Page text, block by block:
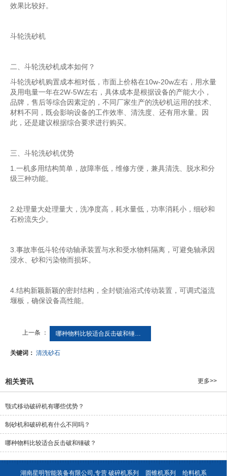
效果比较好。
斗轮洗砂机
二、斗轮洗砂机成本如何？
斗轮洗砂机购置成本相对低，市面上价格在10w-20w左右，用水量
及用电量一年在2W-5W左右，具体成本是根据设备的产能大小，
品牌，售后等综合因素定的，不同厂家生产的洗砂机运用的技术、
材料不同，既会影响设备的工作效率、清洗度、还有用水量。因
此，还是建议根据综合要求进行购买。
三、斗轮洗砂机优势
1.一机多用结构简单，故障率低，维修方便，兼具清洗、脱水和分
级三种功能。
2.处理量大处理量大，洗净度高，耗水量低，功率消耗小，细砂和
石粉流失少。
3.事故率低斗轮传动轴承装置与水和受水物料隔离，可避免轴承因
浸水、砂和污染物而损坏。
4.结构新颖新颖的密封结构，全封锁油浴式传动装置，可调式溢流
堰板，确保设备高性能。
上一条 ： 哪种物料比较适合反击破和锤破？
关键词： 清洗砂石
相关资讯 更多>>
颚式移动破碎机有哪些优势？
制砂机和破碎机有什么不同吗？
哪种物料比较适合反击破和锤破？
湖南星明智能装备有限公司,专营 破碎机系列 圆锥机系列 给料机系